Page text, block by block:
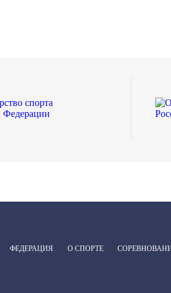
ФЕДЕРАЦИЯ О СПОРТЕ